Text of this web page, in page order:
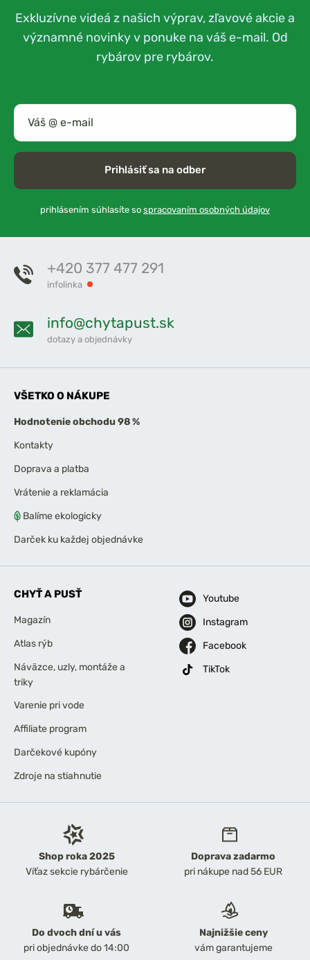
Exkluzívne videá z našich výprav, zľavové akcie a
významné novinky v ponuke na váš e-mail. Od
rybárov pre rybárov.
Prihlásiť sa na odber
prihlásením súhlasíte so spracovaním osobných údajov
Shop roka 2025
Víťaz sekcie rybárčenie
Doprava zadarmo
pri nákupe nad 56 EUR
Do dvoch dní u vás
pri objednávke do 14:00
Najnižšie ceny
vám garantujeme
+420 377 477 291
infolinka
info@chytapust.sk
dotazy a objednávky
VŠETKO O NÁKUPE
Hodnotenie obchodu 98 %
Kontakty
Doprava a platba
Vrátenie a reklamácia
Balíme ekologicky
Darček ku každej objednávke
CHYŤ A PUSŤ
Magazín
Atlas rýb
Náväzce, uzly, montáže a
triky
Varenie pri vode
Affiliate program
Darčekové kupóny
Zdroje na stiahnutie
Youtube
Instagram
Facebook
TikTok